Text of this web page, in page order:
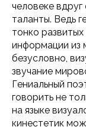
человеке
таланты. Ведь
тонко
информации из
безусловно,
звучание
Гениальный
говорить не
на языке
кинестетик